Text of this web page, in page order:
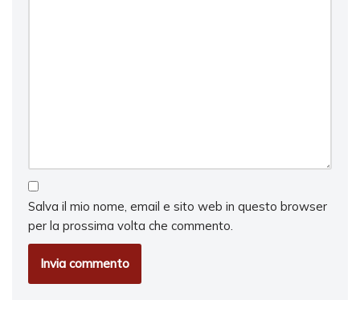
Salva il mio nome, email e sito web in questo browser
per la prossima volta che commento.